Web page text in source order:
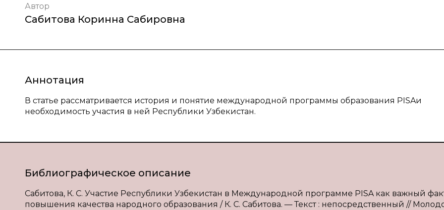
Автор
Сабитова Коринна Сабировна
Аннотация
В статье рассматривается история и понятие международной программы образования PISAи
необходимость участия в ней Республики Узбекистан.
Библиографическое описание
Сабитова, К. С. Участие Республики Узбекистан в Международной программе PISA как важный
повышения качества народного образования / К. С. Сабитова. — Текст : непосредственный //